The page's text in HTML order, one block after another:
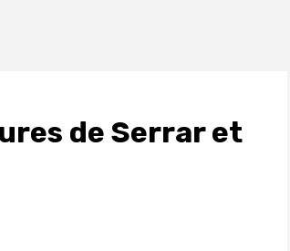
de Serrar et